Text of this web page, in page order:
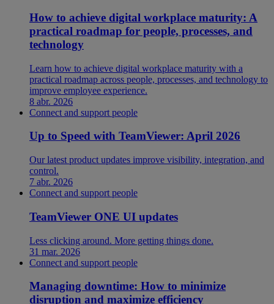
How to achieve digital workplace maturity: A
practical roadmap for people, processes, and
technology
Learn how to achieve digital workplace maturity with a
practical roadmap across people, processes, and technology to
improve employee experience.
8 abr. 2026
Connect and support people
Up to Speed with TeamViewer: April 2026
Our latest product updates improve visibility, integration, and
control.
7 abr. 2026
Connect and support people
TeamViewer ONE UI updates
Less clicking around. More getting things done.
31 mar. 2026
Connect and support people
Managing downtime: How to minimize
disruption and maximize efficiency